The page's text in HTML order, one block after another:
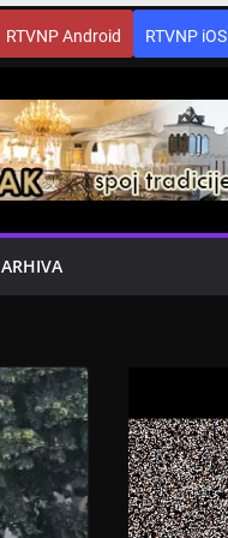
RTVNP Android RTVNP iOS
ARHIVA